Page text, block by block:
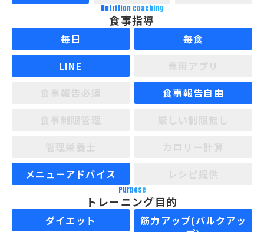
Nutrition coaching
食事指導
毎日
毎食
LINE
食事報告自由
メニューアドバイス
Purpose
トレーニング目的
ダイエット
筋力アップ(バルクアッ